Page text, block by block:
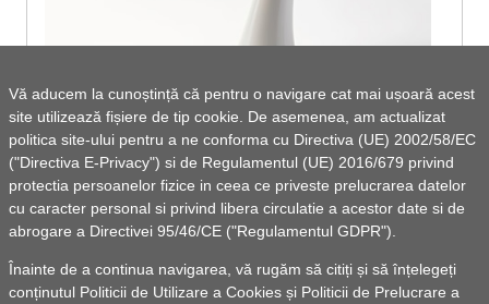
Vă aducem la cunoștință că pentru o navigare cat mai ușoară acest
site utilizează fișiere de tip cookie. De asemenea, am actualizat
politica site-ului pentru a ne conforma cu Directiva (UE) 2002/58/EC
("Directiva E-Privacy") si de Regulamentul (UE) 2016/679 privind
protectia persoanelor fizice in ceea ce priveste prelucrarea datelor
cu caracter personal si privind libera circulatie a acestor date si de
abrogare a Directivei 95/46/CE ("Regulamentul GDPR").
Înainte de a continua navigarea, vă rugăm să citiți și să înțelegeți
conținutul Politicii de Utilizare a Cookies și Politicii de Prelucrare a
Impozite si taxe- prezentare generala